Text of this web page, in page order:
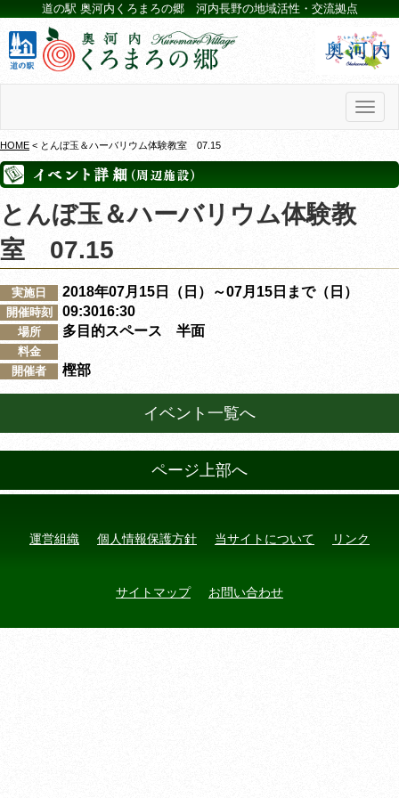
道の駅 奥河内くろまろの郷 河内長野の地域活性・交流拠点
HOME < とんぼ玉＆ハーバリウム体験教室 07.15
とんぼ玉＆ハーバリウム体験教
室 07.15
実施日 2018年07月15日（日）～07月15日まで（日）
開催時刻 09:3016:30
場所 多目的スペース 半面
料金
開催者
樫部
イベント一覧へ
ページ上部へ
運営組織 個人情報保護方針 当サイトについて リンク
サイトマップ お問い合わせ